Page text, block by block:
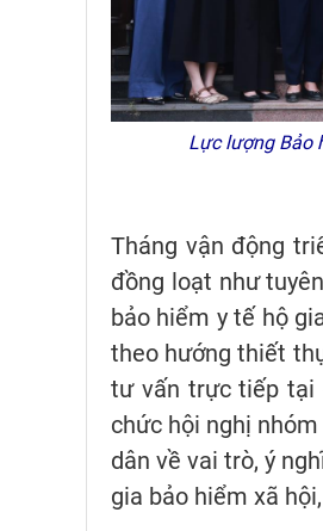
Lực lượng Bảo
Tháng vận động
đồng loạt như
bảo hiểm y tế hộ
theo hướng thiết
tư vấn trực tiếp tại
chức hội nghị
dân về vai trò, ý
gia bảo hiểm xã